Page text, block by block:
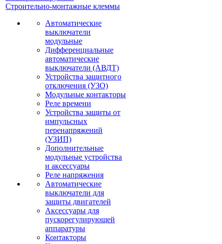
Строительно-монтажные клеммы
Автоматические
выключатели
модульные
Дифференциальные
автоматические
выключатели (АВДТ)
Устройства защитного
отключения (УЗО)
Модульные контакторы
Реле времени
Устройства защиты от
импульсных
перенапряжений
(УЗИП)
Дополнительные
модульные устройства
и аксессуары
Реле напряжения
Автоматические
выключатели для
защиты двигателей
Аксессуары для
пускорегулирующей
аппаратуры
Контакторы